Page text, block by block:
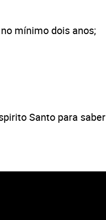
mínimo dois anos;
Santo para saber